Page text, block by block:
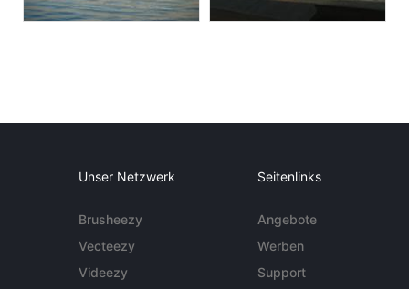
Unser Netzwerk
Brusheezy
Vecteezy
Videezy
Seitenlinks
Angebote
Werben
Support